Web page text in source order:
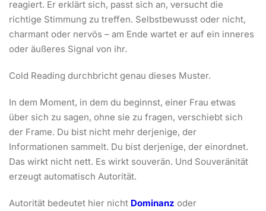
reagiert. Er erklärt sich, passt sich an, versucht die
richtige Stimmung zu treffen. Selbstbewusst oder nicht,
charmant oder nervös – am Ende wartet er auf ein inneres
oder äußeres Signal von ihr.
Cold Reading durchbricht genau dieses Muster.
In dem Moment, in dem du beginnst, einer Frau etwas
über sich zu sagen, ohne sie zu fragen, verschiebt sich
der Frame. Du bist nicht mehr derjenige, der
Informationen sammelt. Du bist derjenige, der einordnet.
Das wirkt nicht nett. Es wirkt souverän. Und Souveränität
erzeugt automatisch Autorität.
Autorität bedeutet hier nicht Dominanz oder